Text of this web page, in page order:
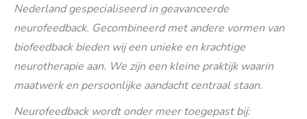
Nederland gespecialiseerd in geavanceerde
neurofeedback. Gecombineerd met andere vormen van
biofeedback bieden wij een unieke en krachtige
neurotherapie aan. We zijn een kleine praktijk waarin
maatwerk en persoonlijke aandacht centraal staan.
Neurofeedback wordt onder meer toegepast bij: